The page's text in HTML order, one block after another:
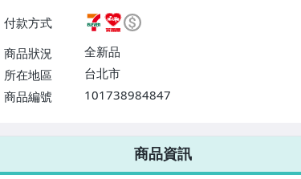
0】、宅配/貨運【單件運費$130】
付款方式
商品狀況
全新品
所在地區
台北市
商品編號
101738984847
7-ELEVEN 運費只要38元
不限金額、筆數，筆筆優惠無限次！
商品資訊